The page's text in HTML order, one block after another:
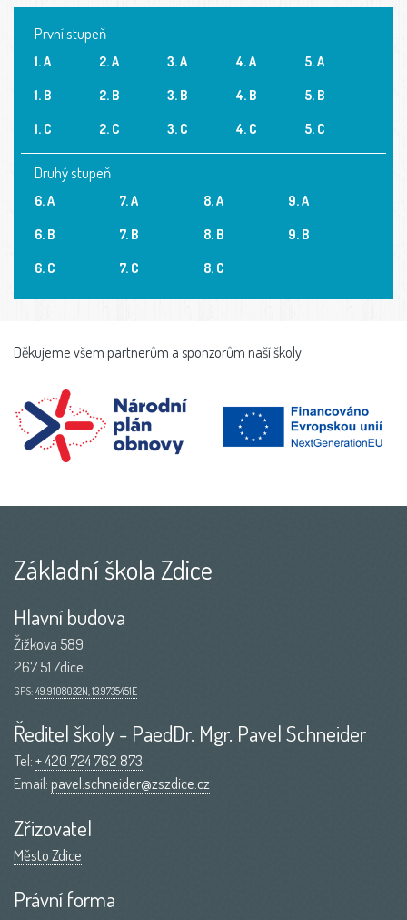
První stupeň
1. A
1. B
1. C
2. A
2. B
2. C
3. A
3. B
3. C
4. A
4. B
4. C
5. A
5. B
5. C
Druhý stupeň
6. A
6. B
6. C
7. A
7. B
7. C
8. A
8. B
8. C
9. A
9. B
Děkujeme všem partnerům a sponzorům naší školy
Základní škola Zdice
Hlavní budova
Žižkova 589
267 51 Zdice
GPS: 49.9108032N, 13.9735451E
Ředitel školy - PaedDr. Mgr. Pavel Schneider
Tel:+ 420 724 762 873
Email:pavel.schneider@zszdice.cz
Zřizovatel
Město Zdice
Právní forma